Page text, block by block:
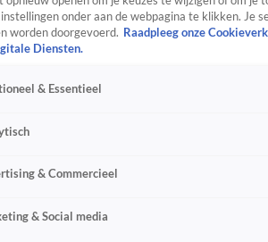
onder aan de webpagina te klikken. Je
worden doorgevoerd. Raadpleeg onze
Diensten.
& Essentieel
& Commercieel
& Social media